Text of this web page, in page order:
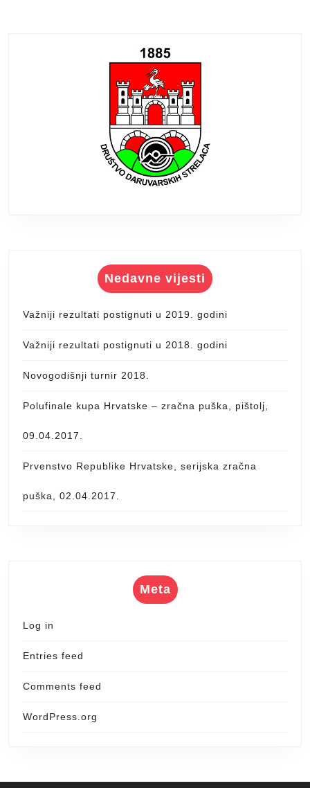
Nedavne vijesti
Važniji rezultati postignuti u 2019. godini
Važniji rezultati postignuti u 2018. godini
Novogodišnji turnir 2018.
Polufinale kupa Hrvatske – zračna puška, pištolj,
09.04.2017.
Prvenstvo Republike Hrvatske, serijska zračna
puška, 02.04.2017.
Meta
Log in
Entries feed
Comments feed
WordPress.org